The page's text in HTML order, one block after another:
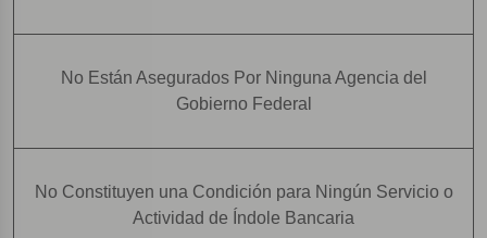
No Están Asegurados Por Ninguna Agencia del
Gobierno Federal
No Constituyen una Condición para Ningún Servicio o
Actividad de Índole Bancaria